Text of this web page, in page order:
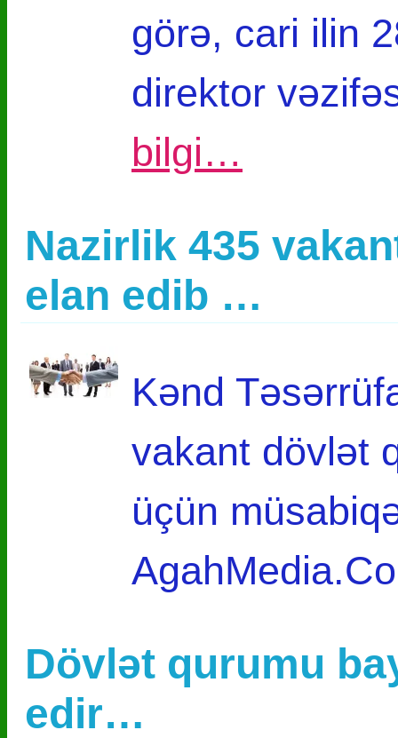
görə, cari ilin
direktor
bilgi…
Nazirlik 435
elan edib …
Kənd
vakant dövlət
üçün
Dövlət qurumu
edir…